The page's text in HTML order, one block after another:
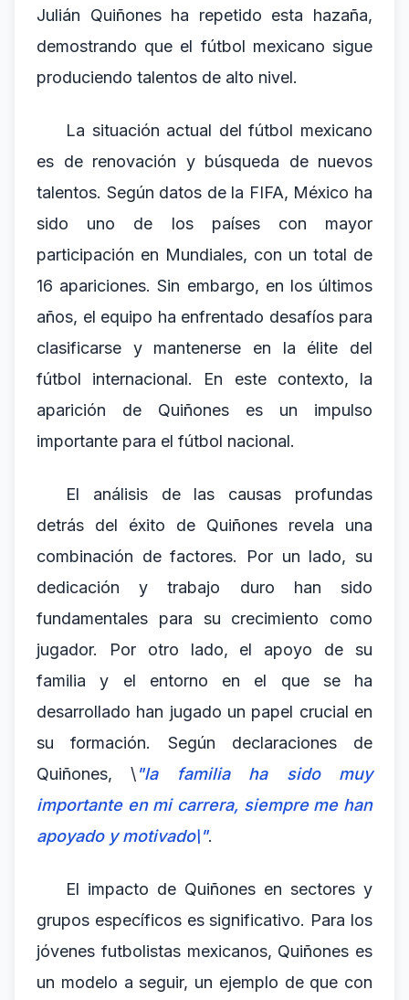
Julián Quiñones ha repetido esta hazaña,
demostrando que el fútbol mexicano sigue
produciendo talentos de alto nivel.
La situación actual del fútbol mexicano
es de renovación y búsqueda de nuevos
talentos. Según datos de la FIFA, México ha
sido uno de los países con mayor
participación en Mundiales, con un total de
16 apariciones. Sin embargo, en los últimos
años, el equipo ha enfrentado desafíos para
clasificarse y mantenerse en la élite del
fútbol internacional. En este contexto, la
aparición de Quiñones es un impulso
importante para el fútbol nacional.
El análisis de las causas profundas
detrás del éxito de Quiñones revela una
combinación de factores. Por un lado, su
dedicación y trabajo duro han sido
fundamentales para su crecimiento como
jugador. Por otro lado, el apoyo de su
familia y el entorno en el que se ha
desarrollado han jugado un papel crucial en
su formación. Según declaraciones de
Quiñones, \"la familia ha sido muy
importante en mi carrera, siempre me han
apoyado y motivado\".
El impacto de Quiñones en sectores y
grupos específicos es significativo. Para los
jóvenes futbolistas mexicanos, Quiñones es
un modelo a seguir, un ejemplo de que con